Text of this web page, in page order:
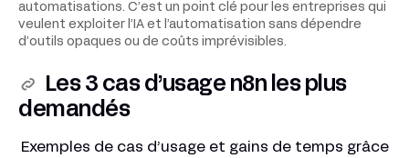
automatisations. C’est un point clé pour les entreprises qui
veulent exploiter l’IA et l’automatisation sans dépendre
d’outils opaques ou de coûts imprévisibles.
Les 3 cas d’usage n8n les plus
demandés
Exemples de cas d’usage et gains de temps grâce